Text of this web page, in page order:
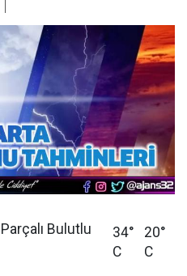
Parçalı Bulutlu
34°
C
20°
C